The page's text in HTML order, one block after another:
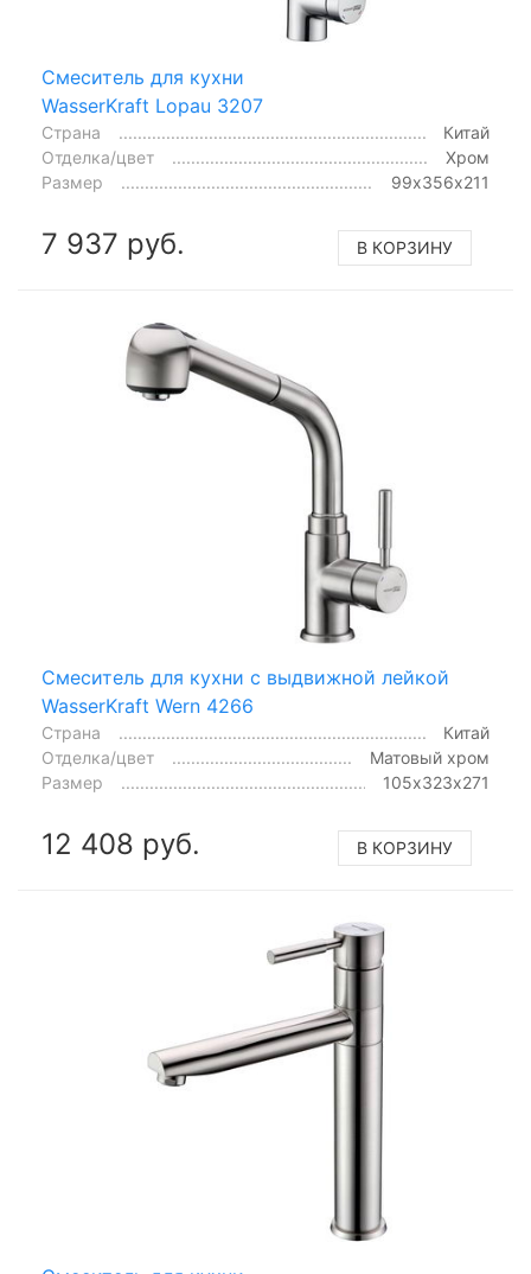
Смеситель для кухни
WasserKraft Lopau 3207
Страна
Китай
Отделка/цвет
Хром
Размер
99х356х211
7 937 руб. В КОРЗИНУ
Смеситель для кухни с выдвижной лейкой
WasserKraft Wern 4266
Страна
Китай
Отделка/цвет
Матовый хром
Размер
105х323х271
12 408 руб. В КОРЗИНУ